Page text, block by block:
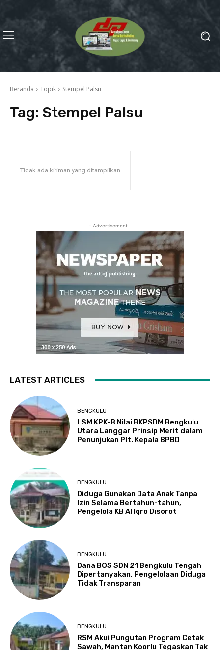
Beranda Topik Stempel Palsu
Tag: Stempel Palsu
Tidak ada kiriman yang ditampilkan
- Advertisement -
LATEST ARTICLES
BENGKULU
LSM KPK-B Nilai BKPSDM Bengkulu
Utara Langgar Prinsip Merit dalam
Penunjukan Plt. Kepala BPBD
BENGKULU
Diduga Gunakan Data Anak Tanpa
Izin Selama Bertahun-tahun,
Pengelola KB Al Iqro Disorot
BENGKULU
Dana BOS SDN 21 Bengkulu Tengah
Dipertanyakan, Pengelolaan Diduga
Tidak Transparan
BENGKULU
RSM Akui Pungutan Program Cetak
Sawah, Mantan Koorlu Tegaskan Tak